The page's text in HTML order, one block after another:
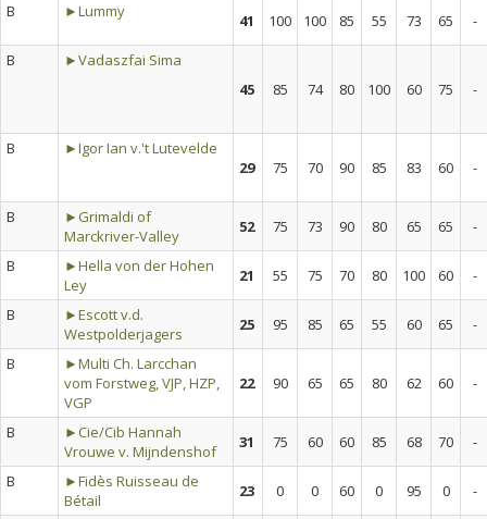
B ►Lummy 41 100 100 85 55 73 65
-
B
►Vadaszfai Sima
45
85 74 80 100 60 75 -
B
►Igor Ian v.'t Lutevelde
29
75 70 90 85 83 60 -
B
►Grimaldi of
Marckriver-Valley
52 75 73 90 80 65 65
-
B
►Hella von der Hohen
Ley
21 55 75 70 80 100 60
-
B
►Escott v.d.
Westpolderjagers
25 95 85 65 55 60 65
-
B
►Multi Ch. Larcchan
vom Forstweg, VJP, HZP,
VGP
22 90 65 65 80 62 60 -
B
►Cie/Cib Hannah
Vrouwe v. Mijndenshof
31 75 60 60 85 68 70
-
B
►Fidès Ruisseau de
Bétail
23 0 0 60 0 95 0
-